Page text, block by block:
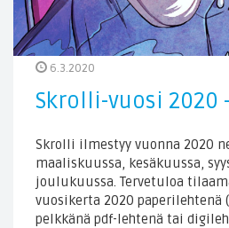
6.3.2020
Skrolli-vuosi 2020
Skrolli ilmestyy vuonna 2020
maaliskuussa, kesäkuussa,
joulukuussa. Tervetuloa
vuosikerta 2020 paperilehtenä
pelkkänä pdf-lehtenä tai